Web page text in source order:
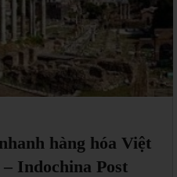
hàng hóa Việt
Indochina Post